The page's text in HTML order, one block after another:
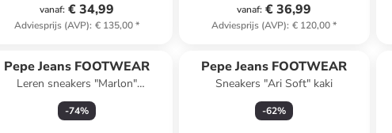
vanaf: € 34,99
Adviesprijs (AVP): € 135,00*
vanaf: € 36,99
Adviesprijs (AVP): € 120,00*
Pepe Jeans FOOTWEAR
Leren sneakers "Marlon"
zwart/zilverkleurig
-74%
Pepe Jeans FOOTWEAR
Sneakers "Ari Soft" kaki
-62%